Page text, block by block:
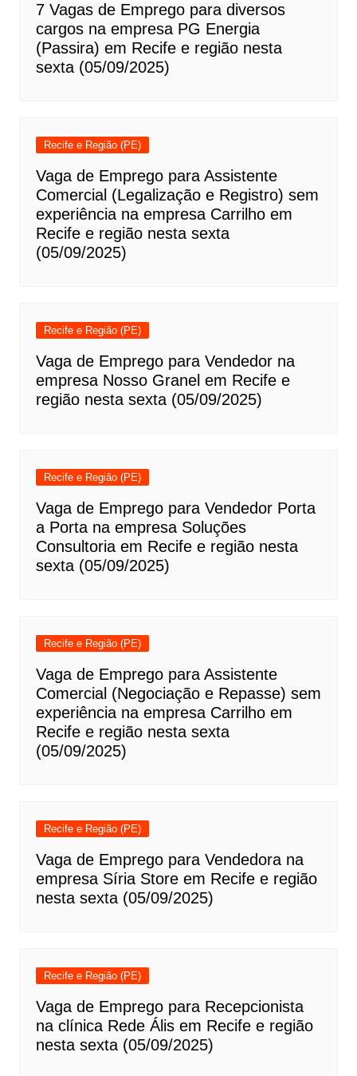
7 Vagas de Emprego para diversos
cargos na empresa PG Energia
(Passira) em Recife e região nesta
sexta (05/09/2025)
Recife e Região (PE)
Vaga de Emprego para Assistente
Comercial (Legalização e Registro) sem
experiência na empresa Carrilho em
Recife e região nesta sexta
(05/09/2025)
Recife e Região (PE)
Vaga de Emprego para Vendedor na
empresa Nosso Granel em Recife e
região nesta sexta (05/09/2025)
Recife e Região (PE)
Vaga de Emprego para Vendedor Porta
a Porta na empresa Soluções
Consultoria em Recife e região nesta
sexta (05/09/2025)
Recife e Região (PE)
Vaga de Emprego para Assistente
Comercial (Negociação e Repasse) sem
experiência na empresa Carrilho em
Recife e região nesta sexta
(05/09/2025)
Recife e Região (PE)
Vaga de Emprego para Vendedora na
empresa Síria Store em Recife e região
nesta sexta (05/09/2025)
Recife e Região (PE)
Vaga de Emprego para Recepcionista
na clínica Rede Ális em Recife e região
nesta sexta (05/09/2025)